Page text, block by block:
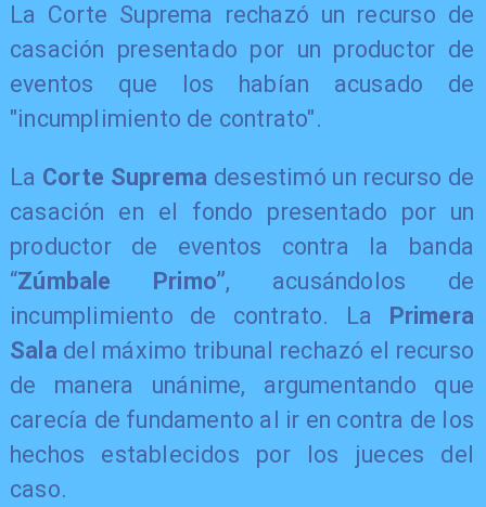
La Corte Suprema rechazó un recurso de
casación presentado por un productor de
eventos que los habían acusado de
"incumplimiento de contrato".
La Corte Suprema desestimó un recurso de
casación en el fondo presentado por un
productor de eventos contra la banda
“Zúmbale Primo”, acusándolos de
incumplimiento de contrato. La Primera
Sala del máximo tribunal rechazó el recurso
de manera unánime, argumentando que
carecía de fundamento al ir en contra de los
hechos establecidos por los jueces del
caso.